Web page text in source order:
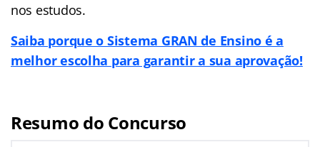
nos estudos.
Saiba porque o Sistema GRAN de Ensino é a
melhor escolha para garantir a sua aprovação!
Resumo do Concurso